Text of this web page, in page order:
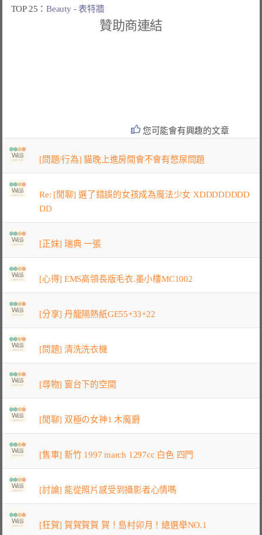
TOP 25：Beauty - 表特牆
贊助商連結
您可能會有興趣的文章
[問題/行為] 貓晚上進房間會不會有憋尿問題
Re: [閒聊] 選了錯誤的女孩成為魔法少女 XDDDDDDDD
DD
[正妹] 瑞典 一張
[心得] EMS高領長版毛衣.墨小樓MC1002
[分享] 丹龍隔熱紙GE55+33+22
[問題] 清洗洗衣機
[尋物] 窗台下的空間
[閒聊] 双極の女神1 木魔爵
[售車] 新竹 1997 march 1297cc 白色 四門
[討論] 能從照片感受到攝影者心情嗎
[狂賀] 賀賀賀賀 賀！島村卯月！總選舉NO.1